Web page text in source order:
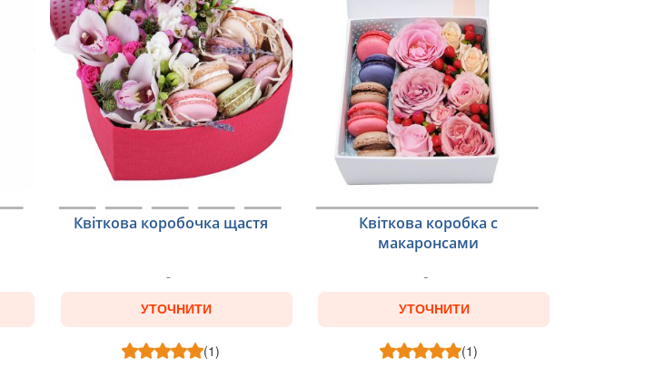
Квіткова коробочка щастя
УТОЧНИТИ
(1)
Квіткова коробка с
макаронсами
УТОЧНИТИ
(1)